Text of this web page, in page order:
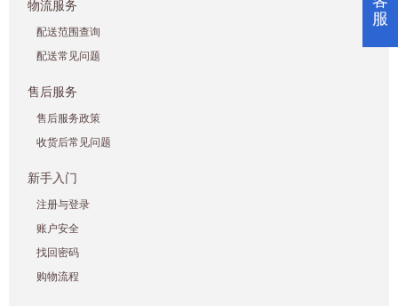
物流服务
配送范围查询
配送常见问题
售后服务
售后服务政策
收货后常见问题
新手入门
注册与登录
账户安全
找回密码
购物流程
服